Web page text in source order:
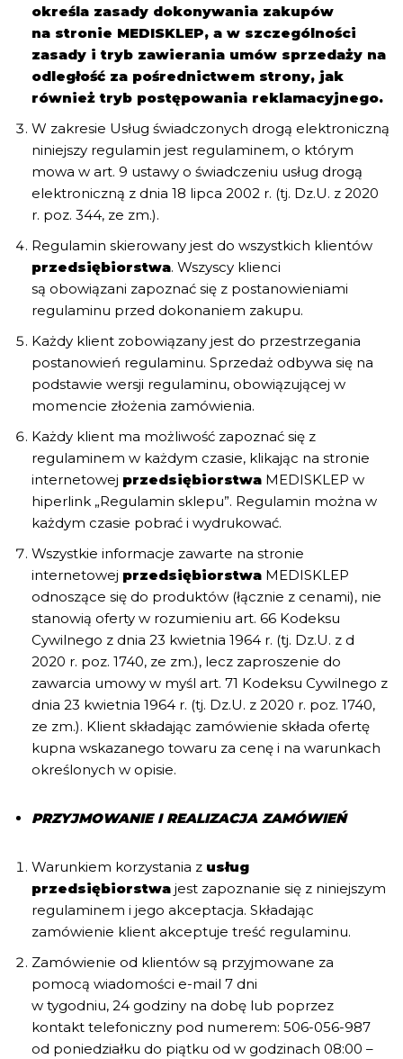
określa zasady dokonywania zakupów
na stronie MEDISKLEP, a w szczególności
zasady i tryb zawierania umów sprzedaży na
odległość za pośrednictwem strony, jak
również tryb postępowania reklamacyjnego.
W zakresie Usług świadczonych drogą elektroniczną
niniejszy regulamin jest regulaminem, o którym
mowa w art. 9 ustawy o świadczeniu usług drogą
elektroniczną z dnia 18 lipca 2002 r. (tj. Dz.U. z 2020
r. poz. 344, ze zm.).
Regulamin skierowany jest do wszystkich klientów
przedsiębiorstwa. Wszyscy klienci
są obowiązani zapoznać się z postanowieniami
regulaminu przed dokonaniem zakupu.
Każdy klient zobowiązany jest do przestrzegania
postanowień regulaminu. Sprzedaż odbywa się na
podstawie wersji regulaminu, obowiązującej w
momencie złożenia zamówienia.
Każdy klient ma możliwość zapoznać się z
regulaminem w każdym czasie, klikając na stronie
internetowej przedsiębiorstwa MEDISKLEP w
hiperlink „Regulamin sklepu”. Regulamin można w
każdym czasie pobrać i wydrukować.
Wszystkie informacje zawarte na stronie
internetowej przedsiębiorstwa MEDISKLEP
odnoszące się do produktów (łącznie z cenami), nie
stanowią oferty w rozumieniu art. 66 Kodeksu
Cywilnego z dnia 23 kwietnia 1964 r. (tj. Dz.U. z d
2020 r. poz. 1740, ze zm.), lecz zaproszenie do
zawarcia umowy w myśl art. 71 Kodeksu Cywilnego z
dnia 23 kwietnia 1964 r. (tj. Dz.U. z 2020 r. poz. 1740,
ze zm.). Klient składając zamówienie składa ofertę
kupna wskazanego towaru za cenę i na warunkach
określonych w opisie.
PRZYJMOWANIE I REALIZACJA ZAMÓWIEŃ
Warunkiem korzystania z usług
przedsiębiorstwa jest zapoznanie się z niniejszym
regulaminem i jego akceptacja. Składając
zamówienie klient akceptuje treść regulaminu.
Zamówienie od klientów są przyjmowane za
pomocą wiadomości e-mail 7 dni
w tygodniu, 24 godziny na dobę lub poprzez
kontakt telefoniczny pod numerem: 506-056-987
od poniedziałku do piątku od w godzinach 08:00 –